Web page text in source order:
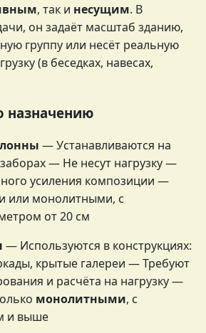
, так и несущим. В
он задаёт масштаб зданию,
группу или несёт реальную
(в беседках, навесах,
назначению
— Устанавливаются на
— Не несут нагрузку —
усиления композиции —
или монолитными, с
от 20 см
— Используются в конструкциях:
крытые галереи — Требуют
и расчёта на нагрузку —
монолитными, с
и выше